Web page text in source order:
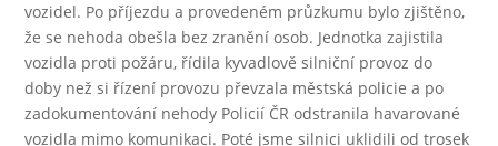
vozidel. Po příjezdu a provedeném průzkumu bylo zjištěno,
že se nehoda obešla bez zranění osob. Jednotka zajistila
vozidla proti požáru, řídila kyvadlově silniční provoz do
doby než si řízení provozu převzala městská policie a po
zadokumentování nehody Policií ČR odstranila havarované
vozidla mimo komunikaci. Poté jsme silnici uklidili od trosek